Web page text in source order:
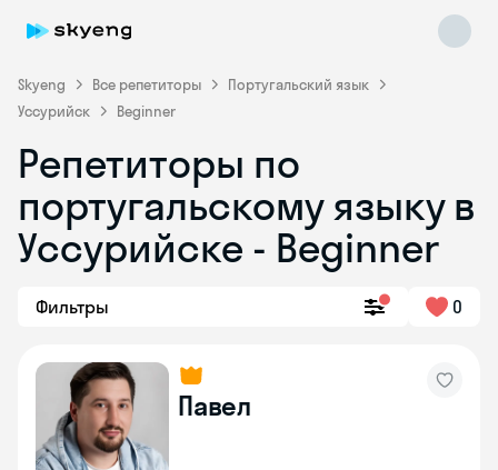
Skyeng Все репетиторы
Португальский язык
Уссурийск
Beginner
Репетиторы по
португальскому языку в
Уссурийске - Beginner
Фильтры 0
Павел
Skyeng Chat
online